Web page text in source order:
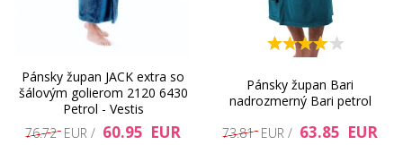
Pánsky župan JACK extra so
šálovým golierom 2120 6430
Petrol - Vestis
76.72 EUR / 60.95 EUR
Pánsky župan Bari
nadrozmerný Bari petrol
73.81 EUR / 63.85 EUR